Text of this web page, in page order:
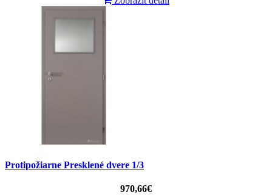
Protipožiarne Presklené dvere 1/3
970,66€